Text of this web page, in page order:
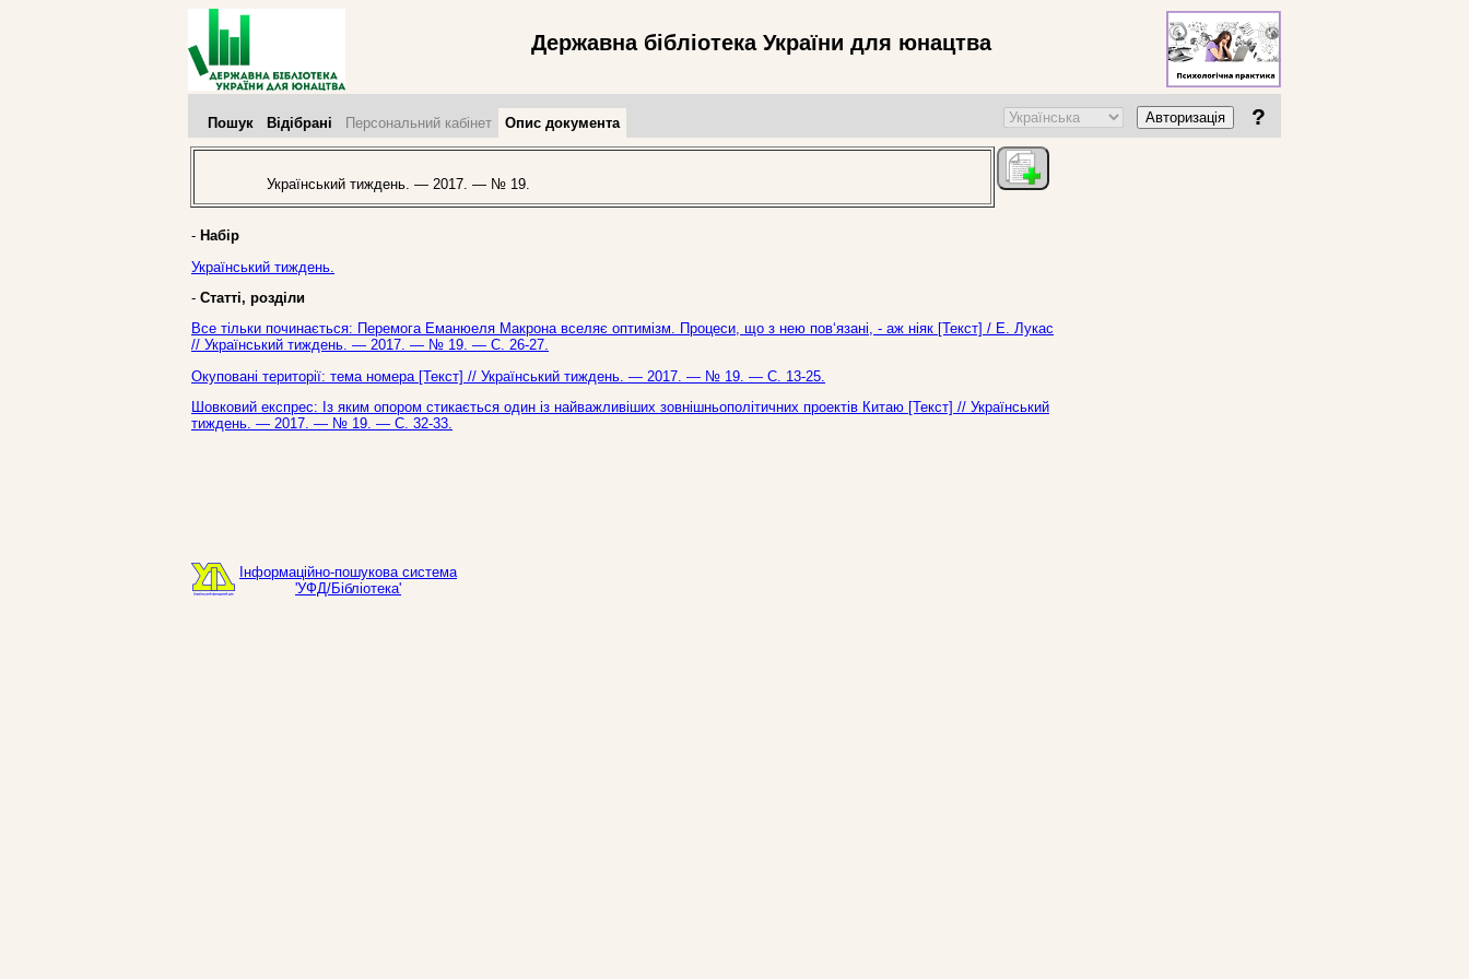
Державна бібліотека України для юнацтва
Пошук Відібрані Персональний кабінет Опис документа Авторизація ?
Український тиждень. — 2017. — № 19.
- Набір
Український тиждень.
- Статті, розділи
Все тільки починається: Перемога Еманюеля Макрона вселяє оптимізм. Процеси, що з нею пов‘язані, - аж ніяк [Текст] / Е. Лукас
// Український тиждень. — 2017. — № 19. — С. 26-27.
Окуповані території: тема номера [Текст] // Український тиждень. — 2017. — № 19. — С. 13-25.
Шовковий експрес: Із яким опором стикається один із найважливіших зовнішньополітичних проектів Китаю [Текст] // Український
тиждень. — 2017. — № 19. — С. 32-33.
Інформаційно-пошукова система
'УФД/Бібліотека'